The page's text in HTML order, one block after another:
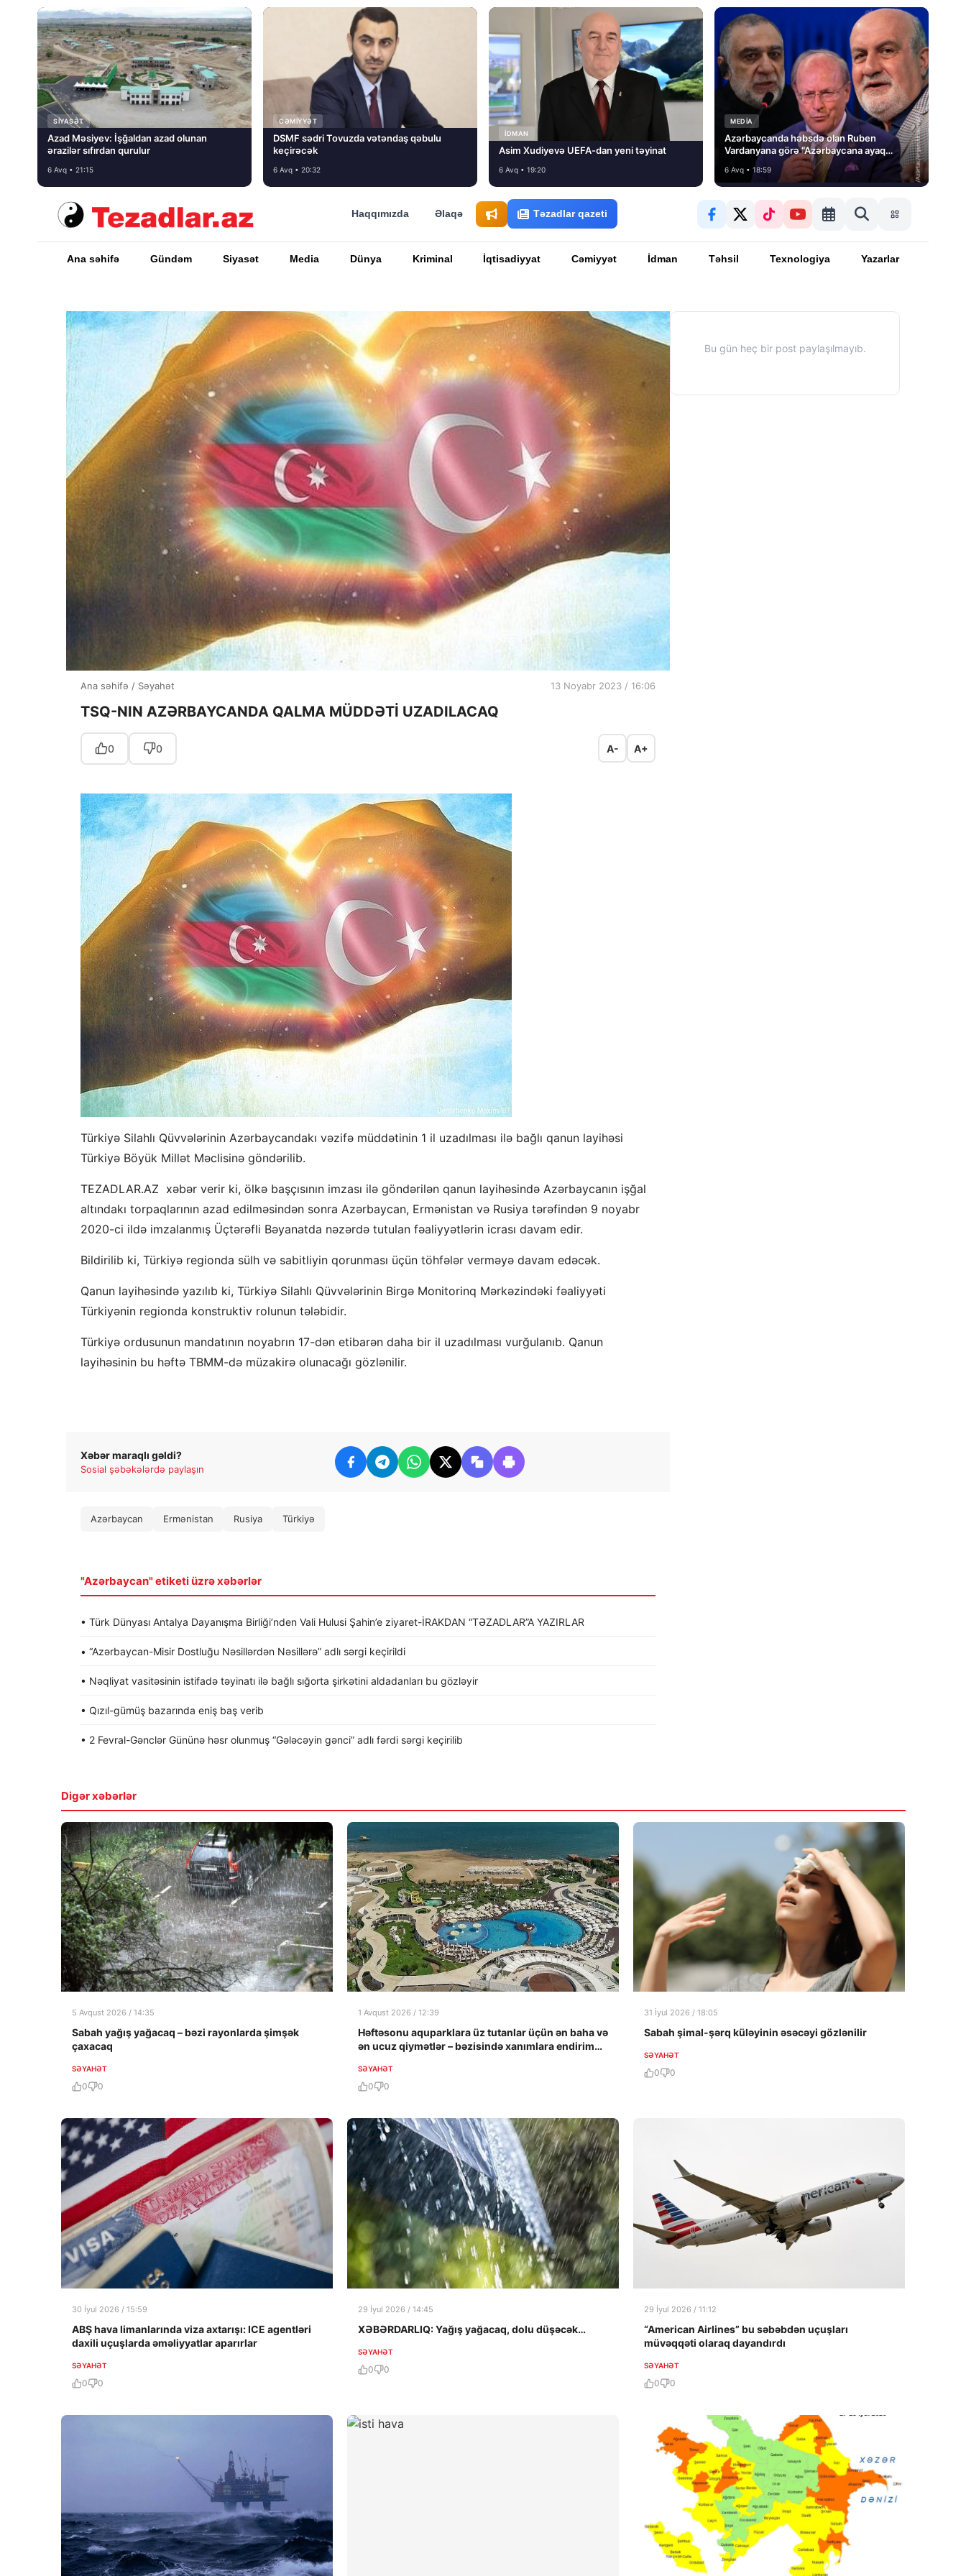
SIYASƏT
Azad Məsiyev: İşğaldan azad olunan
ərazilər sıfırdan qurulur
6 Avq • 21:15
CƏMIYYƏT
DSMF sədri Tovuzda vətəndaş qəbulu
keçirəcək
6 Avq • 20:32
İDMAN
Asim Xudiyevə UEFA-dan yeni təyinat
6 Avq • 19:20
MEDİA
Azərbaycanda həbsdə olan Ruben
Vardanyana görə “Azərbaycana ayaq
basmayacağını” dedi və…
6 Avq • 18:59
Haqqımızda Əlaqə Təzadlar qazeti
Ana səhifə Gündəm Siyasət Media Dünya Kriminal İqtisadiyyat Cəmiyyət İdman Təhsil Texnologiya Yazarlar
Ana səhifə / Səyahət 13 Noyabr 2023 / 16:06
TSQ-NIN AZƏRBAYCANDA QALMA MÜDDƏTİ UZADILACAQ
0 0 A- A+
Türkiyə Silahlı Qüvvələrinin Azərbaycandakı vəzifə müddətinin 1 il uzadılması ilə bağlı qanun layihəsi
Türkiyə Böyük Millət Məclisinə göndərilib.
TEZADLAR.AZ xəbər verir ki, ölkə başçısının imzası ilə göndərilən qanun layihəsində Azərbaycanın işğal
altındakı torpaqlarının azad edilməsindən sonra Azərbaycan, Ermənistan və Rusiya tərəfindən 9 noyabr
2020-ci ildə imzalanmış Üçtərəfli Bəyanatda nəzərdə tutulan fəaliyyətlərin icrası davam edir.
Bildirilib ki, Türkiyə regionda sülh və sabitliyin qorunması üçün töhfələr verməyə davam edəcək.
Qanun layihəsində yazılıb ki, Türkiyə Silahlı Qüvvələrinin Birgə Monitorinq Mərkəzindəki fəaliyyəti
Türkiyənin regionda konstruktiv rolunun tələbidir.
Türkiyə ordusunun mandatının noyabrın 17-dən etibarən daha bir il uzadılması vurğulanıb. Qanun
layihəsinin bu həftə TBMM-də müzakirə olunacağı gözlənilir.
Xəbər maraqlı gəldi?
Sosial şəbəkələrdə paylaşın
Azərbaycan Ermənistan Rusiya Türkiyə
"Azərbaycan" etiketi üzrə xəbərlər
• Türk Dünyası Antalya Dayanışma Birliği’nden Vali Hulusi Şahin’e ziyaret-İRAKDAN “TƏZADLAR”A YAZIRLAR
• “Azərbaycan-Misir Dostluğu Nəsillərdən Nəsillərə” adlı sərgi keçirildi
• Nəqliyat vasitəsinin istifadə təyinatı ilə bağlı sığorta şirkətini aldadanları bu gözləyir
• Qızıl-gümüş bazarında eniş baş verib
• 2 Fevral-Gənclər Gününə həsr olunmuş “Gələcəyin gənci” adlı fərdi sərgi keçirilib
Bu gün heç bir post paylaşılmayıb.
Digər xəbərlər
5 Avqust 2026 / 14:35
Sabah yağış yağacaq – bəzi rayonlarda şimşək
çaxacaq
SƏYAHƏT
0 0
1 Avqust 2026 / 12:39
Həftəsonu aquparklara üz tutanlar üçün ən baha və
ən ucuz qiymətlər – bəzisində xanımlara endirim…
SƏYAHƏT
0 0
31 İyul 2026 / 18:05
Sabah şimal-şərq küləyinin əsəcəyi gözlənilir
SƏYAHƏT
0 0
30 İyul 2026 / 15:59
ABŞ hava limanlarında viza axtarışı: ICE agentləri
daxili uçuşlarda əməliyyatlar aparırlar
SƏYAHƏT
0 0
29 İyul 2026 / 14:45
XƏBƏRDARLIQ: Yağış yağacaq, dolu düşəcək…
SƏYAHƏT
0 0
29 İyul 2026 / 11:12
“American Airlines” bu səbəbdən uçuşları
müvəqqəti olaraq dayandırdı
SƏYAHƏT
0 0